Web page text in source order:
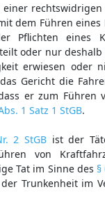
dem Führen
Pflichten eines
oder nur
erwiesen oder
Gericht die
er zum Führen
1 Satz 1 StGB.
2 StGB ist der
von
Tat im Sinne des §
Trunkenheit im